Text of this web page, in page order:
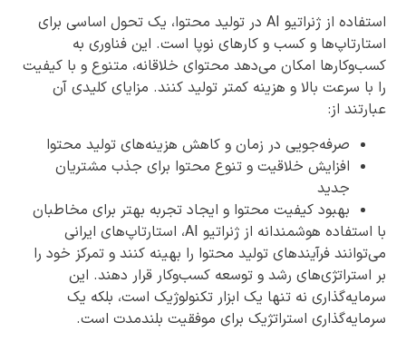
استفاده از ژنراتیو AI در تولید محتوا، یک تحول اساسی برای
استارتاپ‌ها و کسب و کارهای نوپا است. این فناوری به
کسب‌وکارها امکان می‌دهد محتوای خلاقانه، متنوع و با کیفیت
را با سرعت بالا و هزینه کمتر تولید کنند. مزایای کلیدی آن
عبارتند از:
صرفه‌جویی در زمان و کاهش هزینه‌های تولید محتوا
افزایش خلاقیت و تنوع محتوا برای جذب مشتریان
جدید
بهبود کیفیت محتوا و ایجاد تجربه بهتر برای مخاطبان
با استفاده هوشمندانه از ژنراتیو AI، استارتاپ‌های ایرانی
می‌توانند فرآیندهای تولید محتوا را بهینه کنند و تمرکز خود را
بر استراتژی‌های رشد و توسعه کسب‌وکار قرار دهند. این
سرمایه‌گذاری نه تنها یک ابزار تکنولوژیک است، بلکه یک
سرمایه‌گذاری استراتژیک برای موفقیت بلندمدت است.